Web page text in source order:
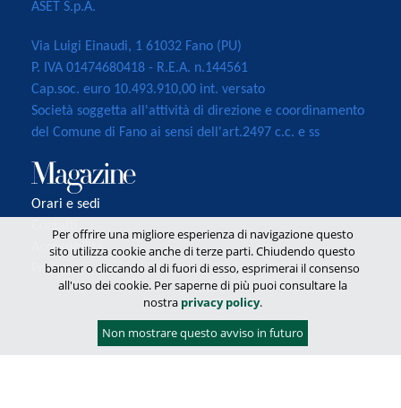
ASET S.p.A.
Via Luigi Einaudi, 1 61032 Fano (PU)
P. IVA 01474680418 - R.E.A. n.144561
Cap.soc. euro 10.493.910,00 int. versato
Società soggetta all'attività di direzione e coordinamento
del Comune di Fano ai sensi dell'art.2497 c.c. e ss
Orari e sedi
Accessibilità
Privacy
Per offrire una migliore esperienza di navigazione questo
sito utilizza cookie anche di terze parti. Chiudendo questo
banner o cliccando al di fuori di esso, esprimerai il consenso
all'uso dei cookie. Per saperne di più puoi consultare la
nostra privacy policy.